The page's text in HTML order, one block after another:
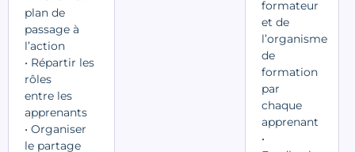
plan de
passage à
l’action
• Répartir les
rôles
entre les
apprenants
• Organiser
le partage
formateur
et de
l’organisme
de
formation
par
chaque
apprenant
•